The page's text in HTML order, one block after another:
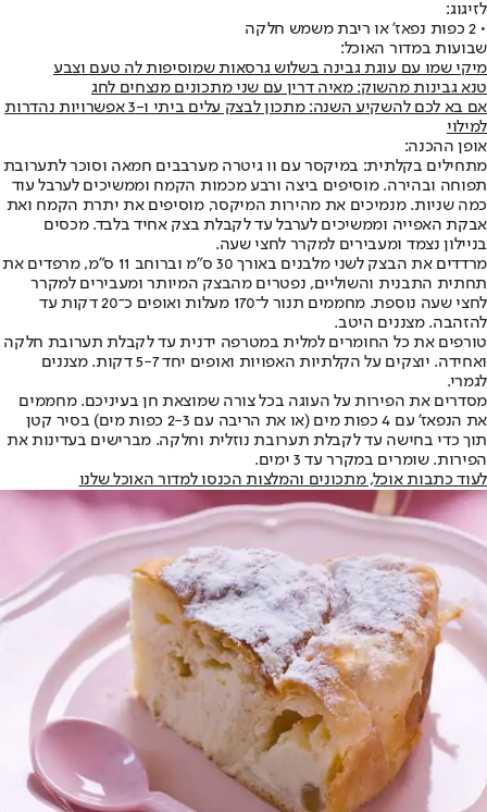
לזיגוג:
• 2 כפות נפאז' או ריבת משמש חלקה
שבועות במדור האוכל:
מיקי שמו עם עוגת גבינה בשלוש גרסאות שמוסיפות לה טעם וצבע
טנא גבינות מהשוק: מאיה דרין עם שני מתכונים מנצחים לחג
אם בא לכם להשקיע השנה: מתכון לבצק עלים ביתי ו-3 אפשרויות נהדרות
למילוי
אופן ההכנה:
מתחילים בקלתית: במיקסר עם וו גיטרה מערבבים חמאה וסוכר לתערובת
תפוחה ובהירה. מוסיפים ביצה ורבע מכמות הקמח וממשיכים לערבל עוד
כמה שניות. מנמיכים את מהירות המיקסר, מוסיפים את יתרת הקמח ואת
אבקת האפייה וממשיכים לערבל עד לקבלת בצק אחיד בלבד. מכסים
בניילון נצמד ומעבירים למקרר לחצי שעה.
מרדדים את הבצק לשני מלבנים באורך 30 ס"מ וברוחב 11 ס"מ, מרפדים את
תחתית התבנית והשוליים, נפטרים מהבצק המיותר ומעבירים למקרר
לחצי שעה נוספת. מחממים תנור ל־170 מעלות ואופים כ־20 דקות עד
להזהבה. מצננים היטב.
טורפים את כל החומרים למלית במטרפה ידנית עד לקבלת תערובת חלקה
ואחידה. יוצקים על הקלתיות האפויות ואופים יחד 5-7 דקות. מצננים
לגמרי.
מסדרים את הפירות על העוגה בכל צורה שמוצאת חן בעיניכם. מחממים
את הנפאז' עם 4 כפות מים (או את הריבה עם 2-3 כפות מים) בסיר קטן
תוך כדי בחישה עד לקבלת תערובת נוזלית וחלקה. מברישים בעדינות את
הפירות. שומרים במקרר עד 3 ימים.
לעוד כתבות אוכל, מתכונים והמלצות הכנסו למדור האוכל שלנו